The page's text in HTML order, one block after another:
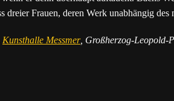
dreier Frauen, deren Werk unabhängig
Kunsthalle Messmer, Großherzog-Leopold-